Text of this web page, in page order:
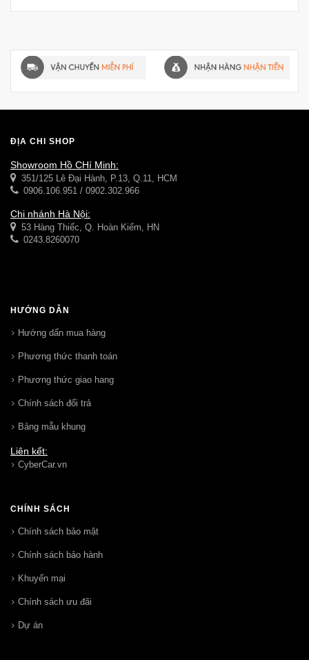
ĐỊA CHỈ SHOP
Showroom Hồ CHí Minh:
351/125 Lê Đại Hành, P.13, Q.11, HCM
0906.106.951 / 0902.302.966
Chi nhánh Hà Nội:
53 Hàng Thiếc, Q. Hoàn Kiếm, HN
0243.8260070
HƯỚNG DẪN
Hướng dẩn mua hàng
Phương thức thanh toán
Phương thức giao hang
Chính sách đổi trả
Bảng mẫu khung
Liên kết:
CyberCar.vn
CHÍNH SÁCH
Chính sách bảo mật
Chính sách bảo hành
Khuyến mại
Chính sách ưu đãi
Dự án